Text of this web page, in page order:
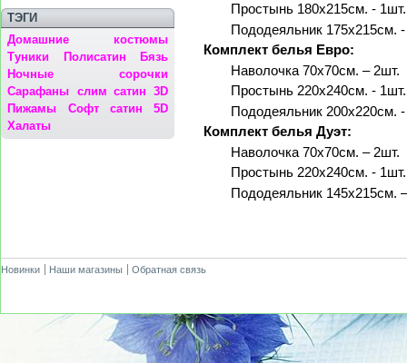
ТЭГИ
Домашние костюмы
Туники
Полисатин
Бязь
Ночные сорочки
Сарафаны
слим сатин 3D
Пижамы
Софт сатин 5D
Халаты
Простынь 180x215см. - 1шт.
Пододеяльник 175x215см.
Комплект белья Евро:
Наволочка 70х70см. – 2шт.
Простынь 220х240см. - 1шт.
Пододеяльник 200х220см.
Комплект белья Дуэт:
Наволочка 70х70см. – 2шт.
Простынь 220х240см. - 1шт.
Пододеяльник 145х215см.
Новинки Наши магазины Обратная связь